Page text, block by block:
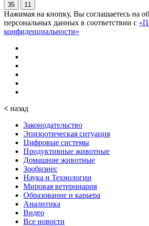
35 11
Нажимая на кнопку, Вы соглашаетесь на
персональных данных в соответствии с
конфиденциальности»
< назад
Законодательство
Эпизоотическая ситуация
Цифровые системы
Продуктивные животные
Домашние животные
Зообизнес
Наука и Технологии
Мировая ветеринария
Образование и карьера
Аналитика
Видео
Все новости